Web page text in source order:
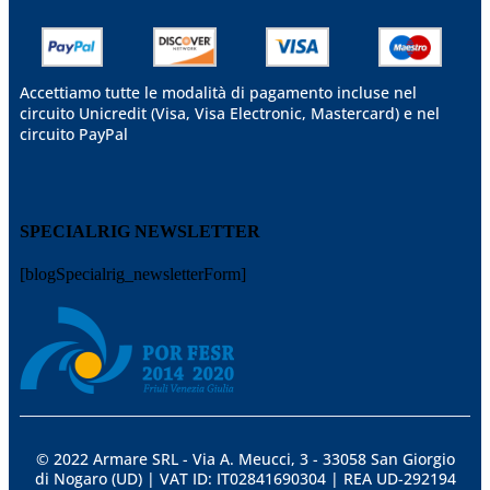
Accettiamo tutte le modalità di pagamento incluse nel
circuito Unicredit (Visa, Visa Electronic, Mastercard) e nel
circuito PayPal
SPECIALRIG NEWSLETTER
[blogSpecialrig_newsletterForm]
© 2022 Armare SRL - Via A. Meucci, 3 - 33058 San Giorgio
di Nogaro (UD) | VAT ID: IT02841690304 | REA UD-292194